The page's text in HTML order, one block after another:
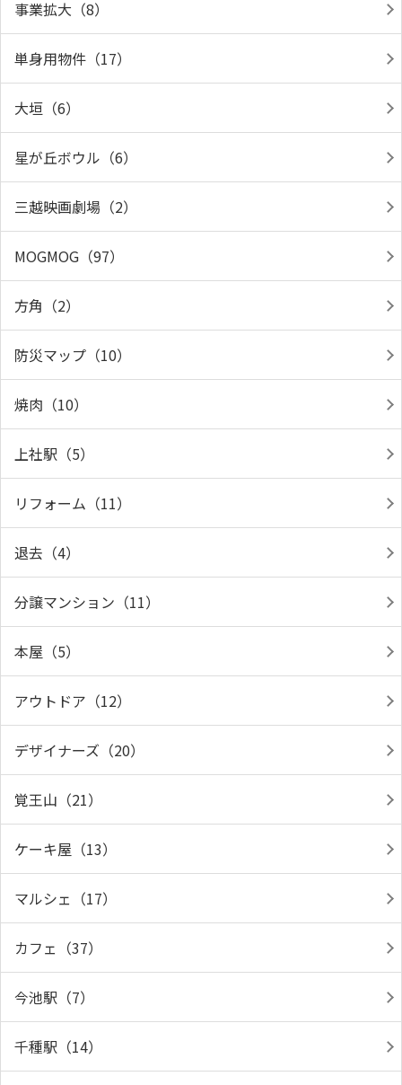
事業拡大（8）
単身用物件（17）
大垣（6）
星が丘ボウル（6）
三越映画劇場（2）
MOGMOG（97）
方角（2）
防災マップ（10）
焼肉（10）
上社駅（5）
リフォーム（11）
退去（4）
分譲マンション（11）
本屋（5）
アウトドア（12）
デザイナーズ（20）
覚王山（21）
ケーキ屋（13）
マルシェ（17）
カフェ（37）
今池駅（7）
千種駅（14）